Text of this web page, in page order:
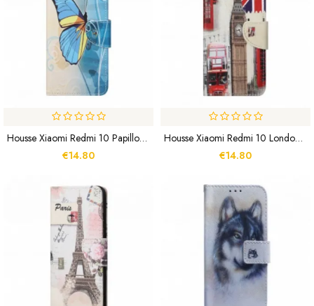
Housse Xiaomi Redmi 10 Papillon Bleu Et Jaune
€14.80
Housse Xiaomi Redmi 10 London Life
€14.80